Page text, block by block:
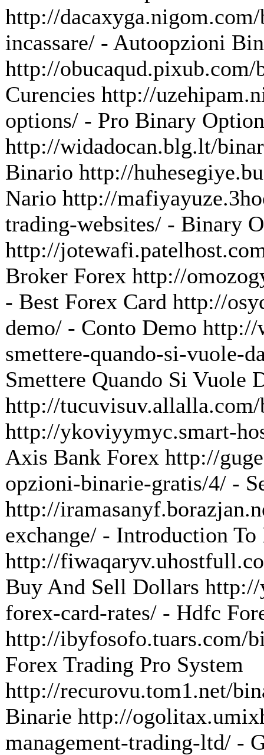
http://
incassare/ - Autoopzioni
http://
Curencies http://
options/ - Pro Binary
http://widadocan.blg.lt/
Binario http://
Nario http://
trading-websites/ - Binary
http://
Broker Forex http://
- Best Forex Card http://
demo/ - Conto Demo
smettere-quando-si-vuole-
Smettere Quando Si Vuole
http://
http://ykoviyymyc.smart-
Axis Bank Forex http://
opzioni-binarie-gratis/4/ -
http://
exchange/ - Introduction To
http://
Buy And Sell Dollars
forex-card-rates/ - Hdfc
http://ibyfosofo.tuars.com/
Forex Trading Pro System
http://recurovu.tom1.net/
Binarie http://
management-trading-ltd/ -